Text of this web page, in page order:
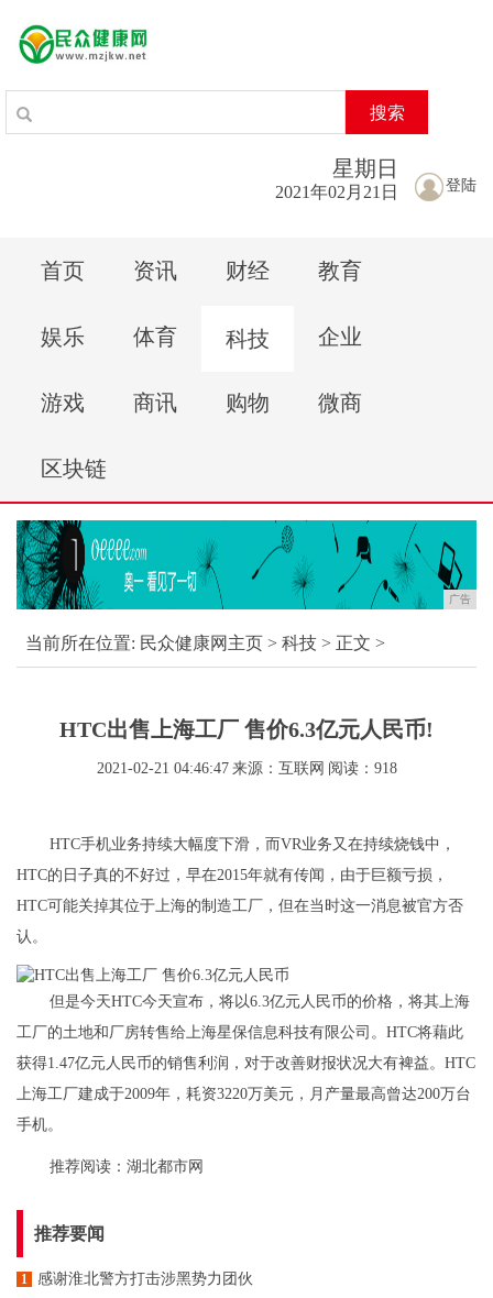
搜索
登陆
星期 日
2021年02月21日
首页 资讯 财经 教育
娱乐 体育 科技 企业
游戏 商讯 购物 微商
区块链
广告
当前所在位置: 民众健康网主页 > 科技 > 正文 >
HTC出售上海工厂 售价6.3亿元人民币!
2021-02-21 04:46:47 来源：互联网 阅读：918
HTC手机业务持续大幅度下滑，而VR业务又在持续烧钱中，
HTC的日子真的不好过，早在2015年就有传闻，由于巨额亏损，
HTC可能关掉其位于上海的制造工厂，但在当时这一消息被官方否
认。
但是今天HTC今天宣布，将以6.3亿元人民币的价格，将其上海
工厂的土地和厂房转售给上海星保信息科技有限公司。HTC将藉此
获得1.47亿元人民币的销售利润，对于改善财报状况大有裨益。HTC
上海工厂建成于2009年，耗资3220万美元，月产量最高曾达200万台
手机。
推荐阅读： 湖北都市网
推荐要闻
1 感谢淮北警方打击涉黑势力团伙